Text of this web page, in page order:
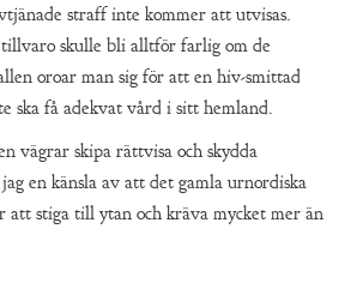
straff inte kommer att utvisas.
skulle bli alltför farlig om de
oroar man sig för att en hiv-smittad
ska få adekvat vård i sitt hemland.
vägrar skipa rättvisa och skydda
en känsla av att det gamla urnordiska
att stiga till ytan och kräva mycket mer än